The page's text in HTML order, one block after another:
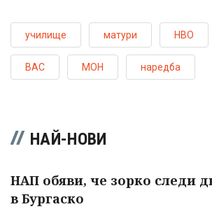
училище матури НВО
ВАС МОН наредба
НАЙ-НОВИ
НАП обяви, че зорко следи
в Бургаско